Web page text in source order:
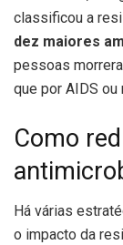
classificou a
dez maiores
pessoas
que por AIDS ou
Como
Há várias
o impacto da